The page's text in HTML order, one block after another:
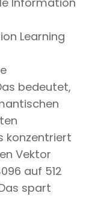
Learning
bedeutet,
konzentriert
Vektor
auf 512
spart